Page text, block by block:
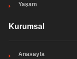
Yaşam
Kurumsal
Anasayfa